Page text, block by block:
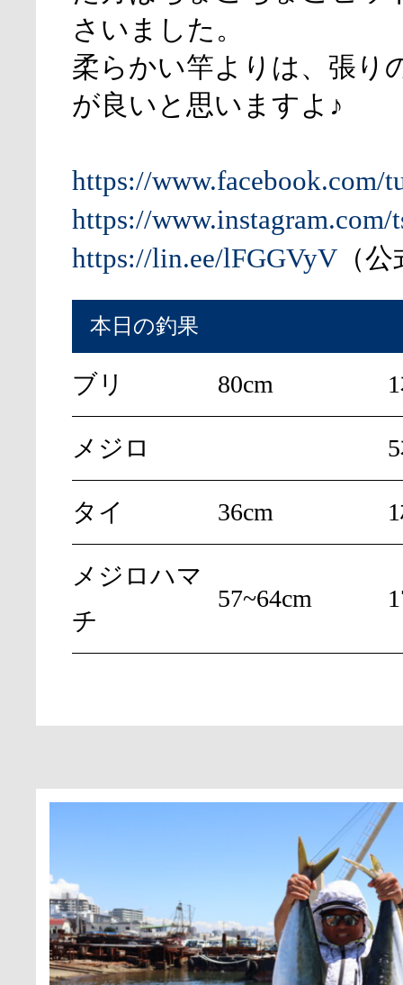
さいました。
柔らかい竿よりは、張り
が良いと思いますよ♪
https://www.facebook.com/
https://www.instagram.com/
https://lin.ee/lFGGVyV （
本日の釣果
ブリ 80cm
メジロ
タイ 36cm
メジロハマ
チ
57~64cm